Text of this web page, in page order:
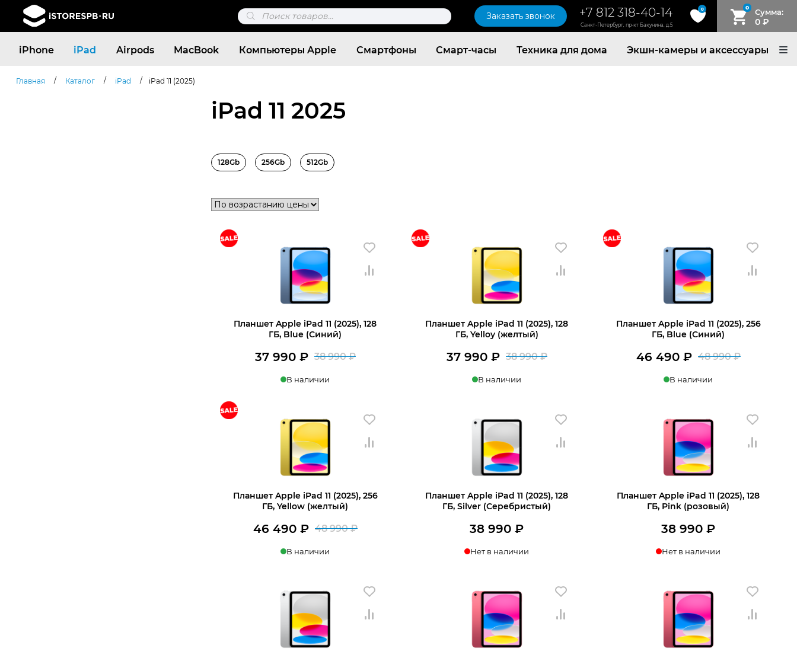
Поиск
товаров
Заказать звонок +7 812 318-40-14
Санкт-Петербург, пр-кт Бакунина, д.5
0 0 Сумма:
0 ₽
iPhone iPad Airpods MacBook Компьютеры Apple Смартфоны Смарт-часы Техника для дома Экшн-камеры и аксессуары
Поиск
товаров
Главная / Каталог / iPad / iPad 11 (2025)
iPad 11 2025
128Gb 256Gb 512Gb
Планшет Apple iPad 11 (2025), 128
ГБ, Blue (Синий)
38 990₽
Первоначальная
38
990 ₽.
37 990 ₽
990 ₽.
В наличии
В корзину
Планшет Apple iPad 11 (2025), 128
ГБ, Yelloy (желтый)
38 990₽
Первоначальная
38
990 ₽.
37 990 ₽
990 ₽.
В наличии
Планшет Apple iPad 11 (2025), 256
ГБ, Blue (Синий)
48 990₽
48
990 ₽.
46 490 ₽
490 ₽.
В наличии
Планшет Apple iPad 11 (2025), 256
ГБ, Yellow (желтый)
48 990₽
48
990 ₽.
46 490 ₽
490 ₽.
В наличии
Планшет Apple iPad 11 (2025), 128
ГБ, Silver (Серебристый)
38 990₽
Нет в наличии
Планшет Apple iPad 11 (2025), 128
ГБ, Pink (розовый)
38 990₽
Нет в наличии
политикой конфиденциальности
+7 812 318-40-14
(c 10:00 до 21:00, без выходных)